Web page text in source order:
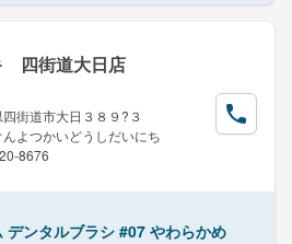
四街道大日店
街道市大日３８９?３
んよつかいどうしだいにち
8676
デンタルブラシ #07 やわらかめ